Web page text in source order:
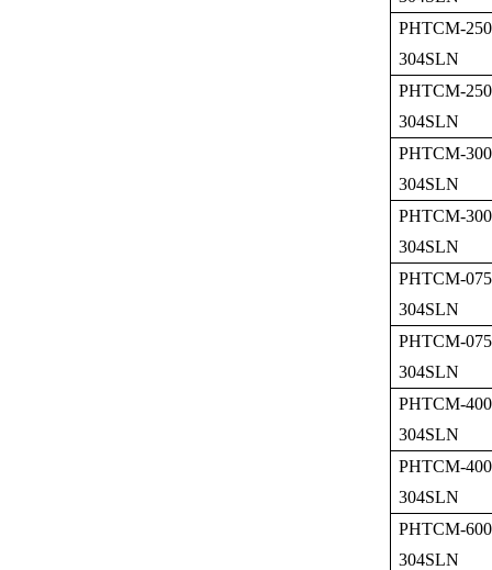
PHTCM-
304SLN
PHTCM-
304SLN
PHTCM-
304SLN
PHTCM-
304SLN
PHTCM-
304SLN
PHTCM-
304SLN
PHTCM-
304SLN
PHTCM-
304SLN
PHTCM-
304SLN